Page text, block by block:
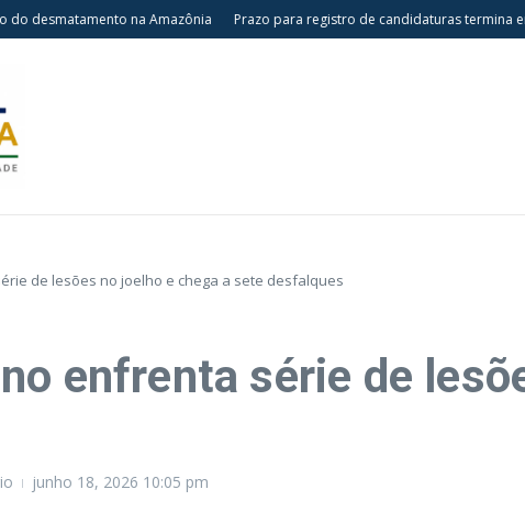
na Amazônia Prazo para registro de candidaturas termina em 15
de lesões no joelho e chega a sete desfalques
enfrenta série de
junho 18, 2026 10:05 pm